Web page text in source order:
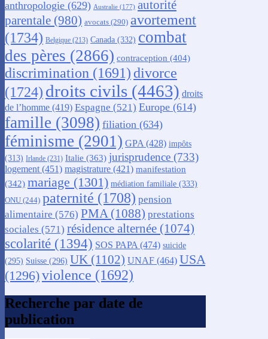
anthropologie (629) Australie (177) autorité
parentale (980) avocats (290) avortement
(1734) Belgique (213) Canada (332) combat
des pères (2866) contraception (404)
discrimination (1691) divorce
(1724) droits civils (4463) droits
de l’homme (419) Espagne (521) Europe (614)
famille (3098) filiation (634)
féminisme (2901) GPA (428) impôts
(313) Irlande (231) Italie (363) jurisprudence (733)
logement (451) magistrature (421) manifestation
(342) mariage (1301) médiation familiale (333)
ONU (244) paternité (1708) pension
alimentaire (576) PMA(1088) prestations
sociales (571) résidence alternée (1074)
scolarité (1394) SOS PAPA(474) suicide
(295) Suisse (296) UK (1102) UNAF (464) USA
(1296)violence (1692)
Recherche par date de
publication